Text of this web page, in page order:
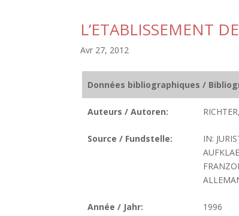
L’ETABLISSEMENT
Avr 27, 2012
Données bibliographiques /
Auteurs / Autoren:
Source / Fundstelle:
IN:
Année / Jahr: 1996